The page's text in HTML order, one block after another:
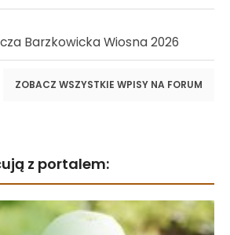
Barzkowicka Wiosna 2026
ZOBACZ WSZYSTKIE WPISY NA FORUM
z portalem: